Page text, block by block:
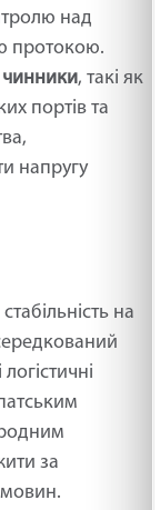
над
протокою.
чинники, такі як
портів та
напругу
на
за